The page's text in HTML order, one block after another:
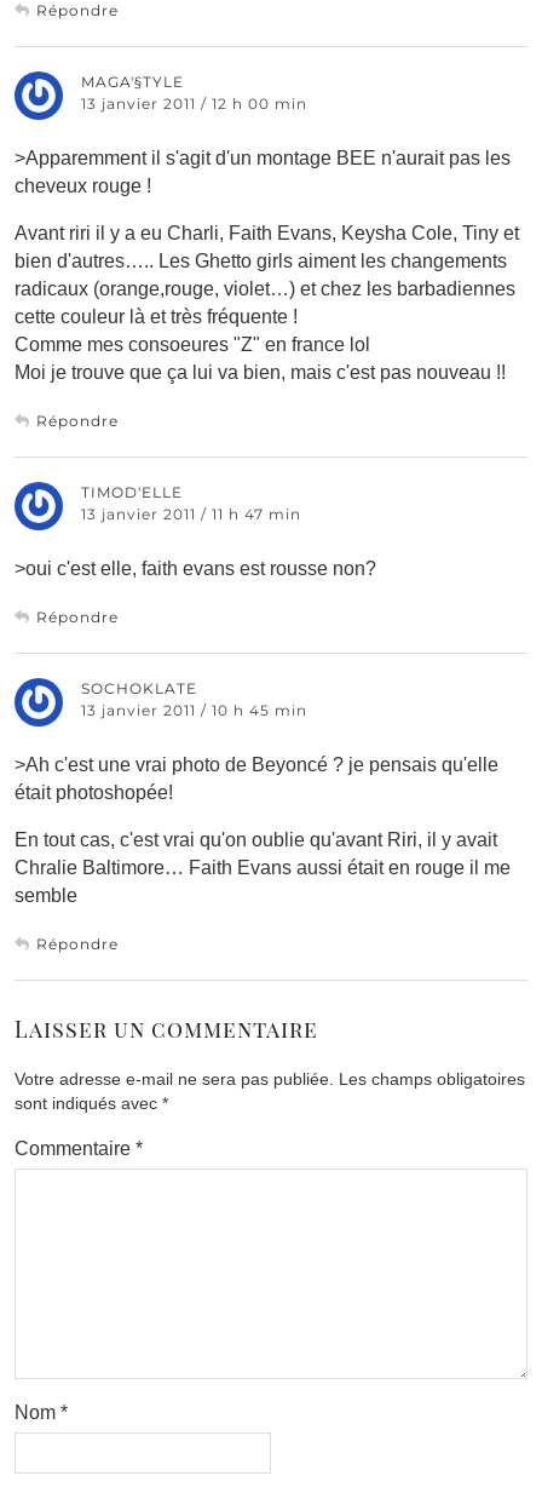
Répondre
MAGA'§TYLE
13 janvier 2011 / 12 h 00 min
>Apparemment il s'agit d'un montage BEE n'aurait pas les
cheveux rouge !
Avant riri il y a eu Charli, Faith Evans, Keysha Cole, Tiny et
bien d'autres….. Les Ghetto girls aiment les changements
radicaux (orange,rouge, violet…) et chez les barbadiennes
cette couleur là et très fréquente !
Comme mes consoeures "Z" en france lol
Moi je trouve que ça lui va bien, mais c'est pas nouveau !!
Répondre
TIMOD'ELLE
13 janvier 2011 / 11 h 47 min
>oui c'est elle, faith evans est rousse non?
Répondre
SOCHOKLATE
13 janvier 2011 / 10 h 45 min
>Ah c'est une vrai photo de Beyoncé ? je pensais qu'elle
était photoshopée!
En tout cas, c'est vrai qu'on oublie qu'avant Riri, il y avait
Chralie Baltimore… Faith Evans aussi était en rouge il me
semble
Répondre
Laisser un commentaire
Votre adresse e-mail ne sera pas publiée. Les champs obligatoires
sont indiqués avec *
Commentaire *
Nom *